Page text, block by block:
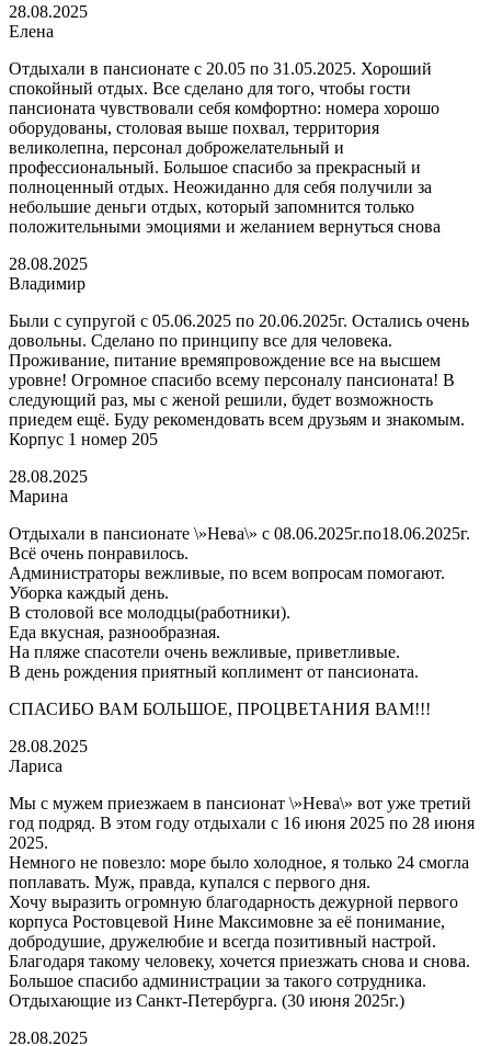
28.08.2025
Елена
Отдыхали в пансионате с 20.05 по 31.05.2025. Хороший
спокойный отдых. Все сделано для того, чтобы гости
пансионата чувствовали себя комфортно: номера хорошо
оборудованы, столовая выше похвал, территория
великолепна, персонал доброжелательный и
профессиональный. Большое спасибо за прекрасный и
полноценный отдых. Неожиданно для себя получили за
небольшие деньги отдых, который запомнится только
положительными эмоциями и желанием вернуться снова
28.08.2025
Владимир
Были с супругой с 05.06.2025 по 20.06.2025г. Остались очень
довольны. Сделано по принципу все для человека.
Проживание, питание времяпровождение все на высшем
уровне! Огромное спасибо всему персоналу пансионата! В
следующий раз, мы с женой решили, будет возможность
приедем ещё. Буду рекомендовать всем друзьям и знакомым.
Корпус 1 номер 205
28.08.2025
Марина
Отдыхали в пансионате \»Нева\» с 08.06.2025г.по18.06.2025г.
Всё очень понравилось.
Администраторы вежливые, по всем вопросам помогают.
Уборка каждый день.
В столовой все молодцы(работники).
Еда вкусная, разнообразная.
На пляже спасотели очень вежливые, приветливые.
В день рождения приятный коплимент от пансионата.
СПАСИБО ВАМ БОЛЬШОЕ, ПРОЦВЕТАНИЯ ВАМ!!!
28.08.2025
Лариса
Мы с мужем приезжаем в пансионат \»Нева\» вот уже третий
год подряд. В этом году отдыхали с 16 июня 2025 по 28 июня
2025.
Немного не повезло: море было холодное, я только 24 смогла
поплавать. Муж, правда, купался с первого дня.
Хочу выразить огромную благодарность дежурной первого
корпуса Ростовцевой Нине Максимовне за её понимание,
добродушие, дружелюбие и всегда позитивный настрой.
Благодаря такому человеку, хочется приезжать снова и снова.
Большое спасибо администрации за такого сотрудника.
Отдыхающие из Санкт-Петербурга. (30 июня 2025г.)
28.08.2025